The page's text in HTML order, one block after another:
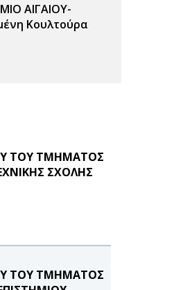
ΑΙΓΑΙΟΥ-
Κουλτούρα
ΤΟΥ ΤΜΗΜΑΤΟΣ
ΣΧΟΛΗΣ
ΤΟΥ ΤΜΗΜΑΤΟΣ